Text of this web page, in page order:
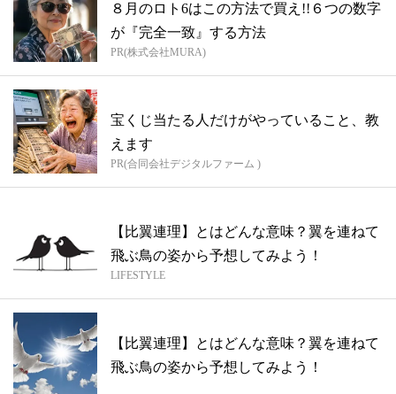
８月のロト6はこの方法で買え!!６つの数字
が『完全一致』する方法
PR(株式会社MURA)
宝くじ当たる人だけがやっていること、教
えます
PR(合同会社デジタルファーム )
【比翼連理】とはどんな意味？翼を連ねて
飛ぶ鳥の姿から予想してみよう！
LIFESTYLE
【比翼連理】とはどんな意味？翼を連ねて
飛ぶ鳥の姿から予想してみよう！